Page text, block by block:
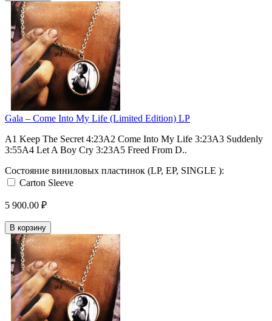
Gala ‎– Come Into My Life (Limited Edition) LP
A1 Keep The Secret 4:23A2 Come Into My Life 3:23A3 Suddenly
3:55A4 Let A Boy Cry 3:23A5 Freed From D..
Состояние виниловых пластинок (LP, EP, SINGLE ):
Carton Sleeve
5 900.00 ₽
В корзину